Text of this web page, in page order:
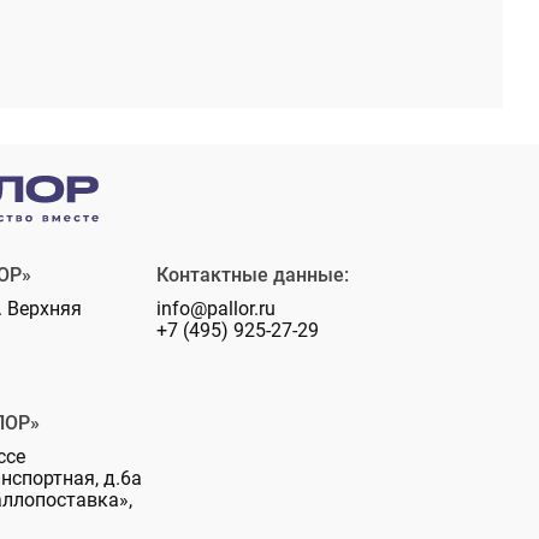
Верхняя
д.6а
Контактные данные:
info@pallor.ru
+7 (495) 925-27-29